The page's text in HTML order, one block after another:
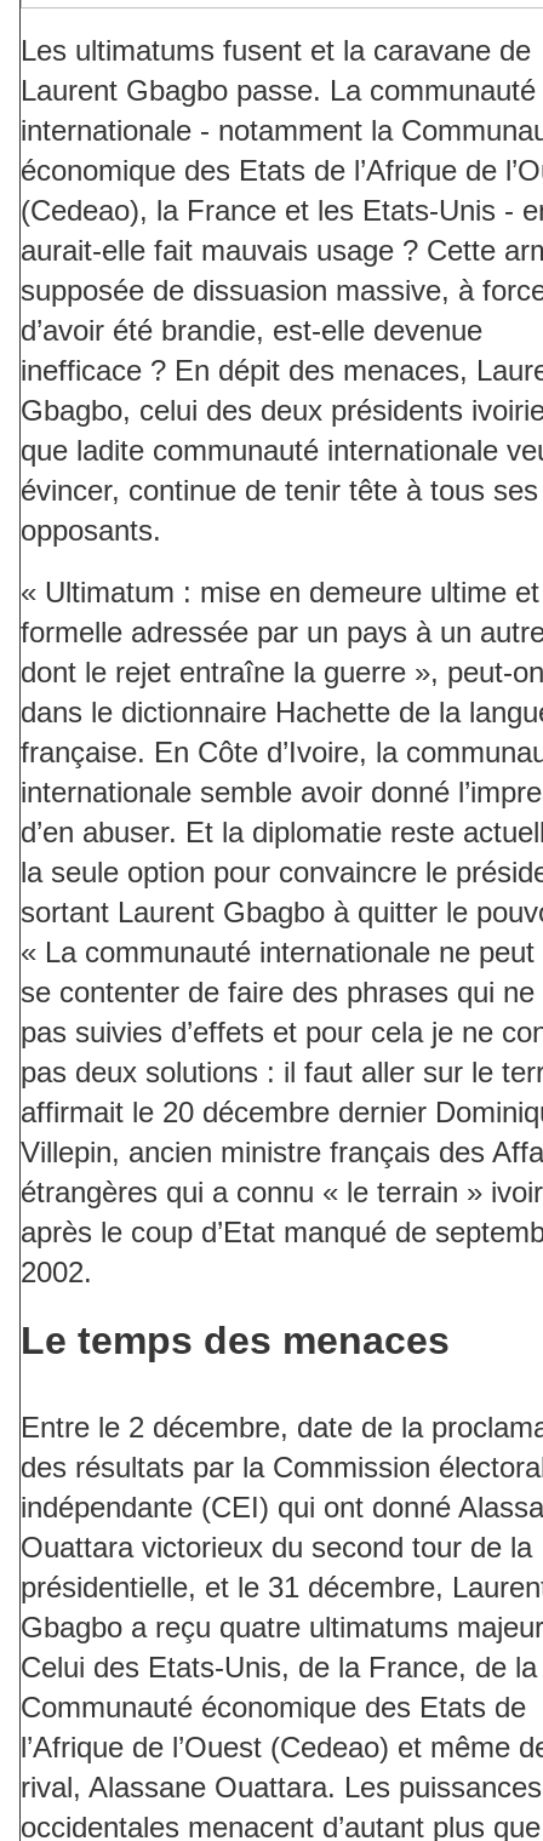
Les ultimatums fusent et la caravane de
Laurent Gbagbo passe. La communauté
internationale - notamment la
économique des Etats de l’Afrique de
(Cedeao), la France et les Etats-Unis -
aurait-elle fait mauvais usage ? Cette
supposée de dissuasion massive, à
d’avoir été brandie, est-elle devenue
inefficace ? En dépit des menaces,
Gbagbo, celui des deux présidents
que ladite communauté internationale
évincer, continue de tenir tête à tous ses
opposants.
« Ultimatum : mise en demeure ultime et
formelle adressée par un pays à un
dont le rejet entraîne la guerre », peut-
dans le dictionnaire Hachette de la
française. En Côte d’Ivoire, la
internationale semble avoir donné
d’en abuser. Et la diplomatie reste
la seule option pour convaincre le
sortant Laurent Gbagbo à quitter le
« La communauté internationale ne peut
se contenter de faire des phrases qui ne
pas suivies d’effets et pour cela je ne
pas deux solutions : il faut aller sur le
affirmait le 20 décembre dernier
Villepin, ancien ministre français des
étrangères qui a connu « le terrain »
après le coup d’Etat manqué de
2002.
Le temps des menaces
Entre le 2 décembre, date de la
des résultats par la Commission
indépendante (CEI) qui ont donné
Ouattara victorieux du second tour de la
présidentielle, et le 31 décembre,
Gbagbo a reçu quatre ultimatums
Celui des Etats-Unis, de la France, de la
Communauté économique des Etats de
l’Afrique de l’Ouest (Cedeao) et même
rival, Alassane Ouattara. Les puissances
occidentales menacent d’autant plus